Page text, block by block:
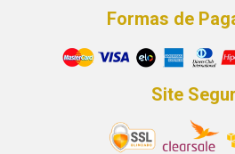
Formas de
Site